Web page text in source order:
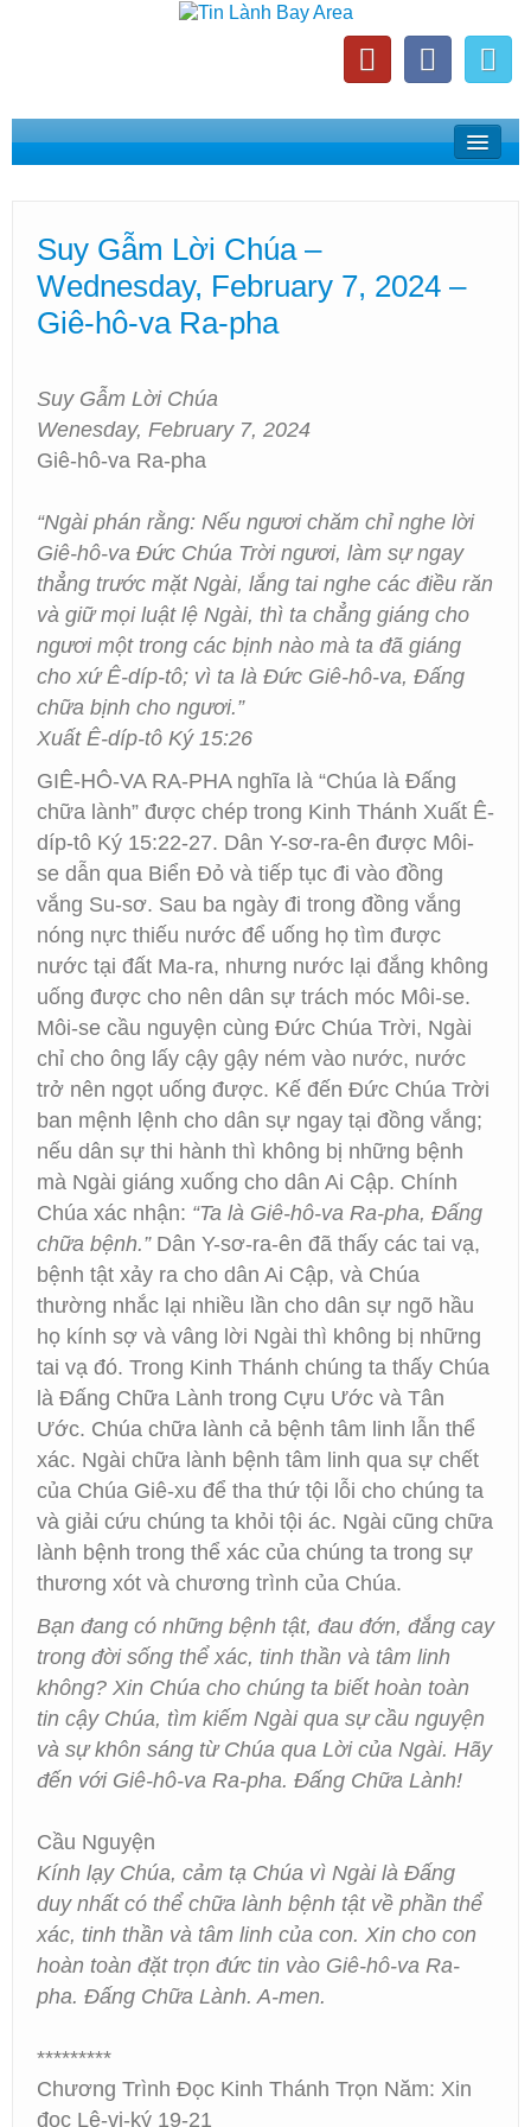
Home
Phát Thanh Tin Lành Bay Area
Các Hội Thánh Bắc California
Suy Gẫm Lời Chúa –
Wednesday, February 7, 2024 –
Giê-hô-va Ra-pha
Suy Gẫm Lời Chúa
Wenesday, February 7, 2024
Giê-hô-va Ra-pha
“Ngài phán rằng: Nếu ngươi chăm chỉ nghe lời
Giê-hô-va Đức Chúa Trời ngươi, làm sự ngay
thẳng trước mặt Ngài, lắng tai nghe các điều răn
và giữ mọi luật lệ Ngài, thì ta chẳng giáng cho
ngươi một trong các bịnh nào mà ta đã giáng
cho xứ Ê-díp-tô; vì ta là Đức Giê-hô-va, Đấng
chữa bịnh cho ngươi.”
Xuất Ê-díp-tô Ký 15:26
GIÊ-HÔ-VA RA-PHA nghĩa là “Chúa là Đấng
chữa lành” được chép trong Kinh Thánh Xuất Ê-
díp-tô Ký 15:22-27. Dân Y-sơ-ra-ên được Môi-
se dẫn qua Biển Đỏ và tiếp tục đi vào đồng
vắng Su-sơ. Sau ba ngày đi trong đồng vắng
nóng nực thiếu nước để uống họ tìm được
nước tại đất Ma-ra, nhưng nước lại đắng không
uống được cho nên dân sự trách móc Môi-se.
Môi-se cầu nguyện cùng Đức Chúa Trời, Ngài
chỉ cho ông lấy cậy gậy ném vào nước, nước
trở nên ngọt uống được. Kế đến Đức Chúa Trời
ban mệnh lệnh cho dân sự ngay tại đồng vắng;
nếu dân sự thi hành thì không bị những bệnh
mà Ngài giáng xuống cho dân Ai Cập. Chính
Chúa xác nhận: “Ta là Giê-hô-va Ra-pha, Đấng
chữa bệnh.”Dân Y-sơ-ra-ên đã thấy các tai vạ,
bệnh tật xảy ra cho dân Ai Cập, và Chúa
thường nhắc lại nhiều lần cho dân sự ngõ hầu
họ kính sợ và vâng lời Ngài thì không bị những
tai vạ đó. Trong Kinh Thánh chúng ta thấy Chúa
là Đấng Chữa Lành trong Cựu Ước và Tân
Ước. Chúa chữa lành cả bệnh tâm linh lẫn thể
xác. Ngài chữa lành bệnh tâm linh qua sự chết
của Chúa Giê-xu để tha thứ tội lỗi cho chúng ta
và giải cứu chúng ta khỏi tội ác. Ngài cũng chữa
lành bệnh trong thể xác của chúng ta trong sự
thương xót và chương trình của Chúa.
Bạn đang có những bệnh tật, đau đớn, đắng cay
trong đời sống thể xác, tinh thần và tâm linh
không? Xin Chúa cho chúng ta biết hoàn toàn
tin cậy Chúa, tìm kiếm Ngài qua sự cầu nguyện
và sự khôn sáng từ Chúa qua Lời của Ngài. Hãy
đến với Giê-hô-va Ra-pha. Đấng Chữa Lành!
Cầu Nguyện
Kính lạy Chúa, cảm tạ Chúa vì Ngài là Đấng
duy nhất có thể chữa lành bệnh tật về phần thể
xác, tinh thần và tâm linh của con. Xin cho con
hoàn toàn đặt trọn đức tin vào Giê-hô-va Ra-
pha. Đấng Chữa Lành. A-men.
*********
Chương Trình Đọc Kinh Thánh Trọn Năm: Xin
đọc Lê-vi-ký 19-21